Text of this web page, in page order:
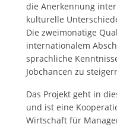
die Anerkennung
kulturelle
Die zweimonatige
internationalem
sprachliche
Jobchancen zu
Das Projekt geht in
und ist eine
Wirtschaft für